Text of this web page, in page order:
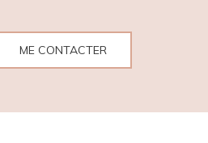
ME CONTACTER